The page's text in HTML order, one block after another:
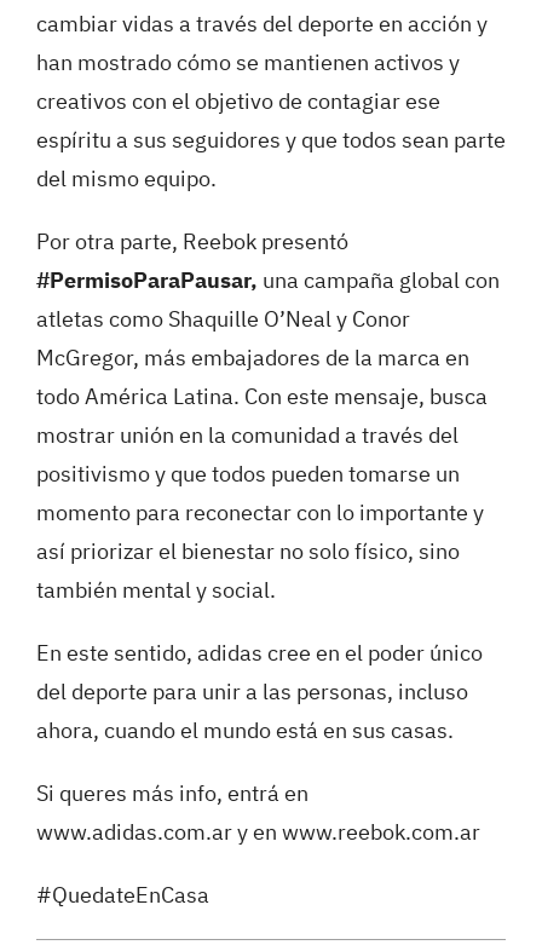
cambiar vidas a través del deporte en acción y
han mostrado cómo se mantienen activos y
creativos con el objetivo de contagiar ese
espíritu a sus seguidores y que todos sean parte
del mismo equipo.
​Por otra parte, Reebok presentó
#PermisoParaPausar, una campaña global con
atletas como Shaquille O’Neal y Conor
McGregor, más embajadores de la marca en
todo América Latina.​ ​Con este mensaje, busca
mostrar unión en la comunidad a través del
positivismo y que todos pueden tomarse un
momento para reconectar con lo importante y
así priorizar el bienestar no solo físico, sino
también mental y social.
En este sentido, adidas cree en el poder único
del deporte para unir a las personas, incluso
ahora, cuando el mundo está en sus casas.
Si queres más info, entrá en
www.adidas.com.ary en www.reebok.com.ar
#QuedateEnCasa